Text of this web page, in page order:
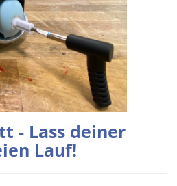
- Lass deiner
Lauf!